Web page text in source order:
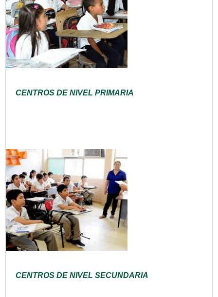
CENTROS DE NIVEL PRIMARIA
CENTROS DE NIVEL SECUNDARIA